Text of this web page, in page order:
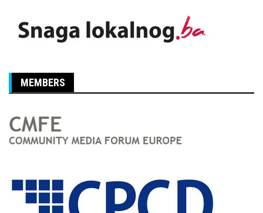
MEMBERS